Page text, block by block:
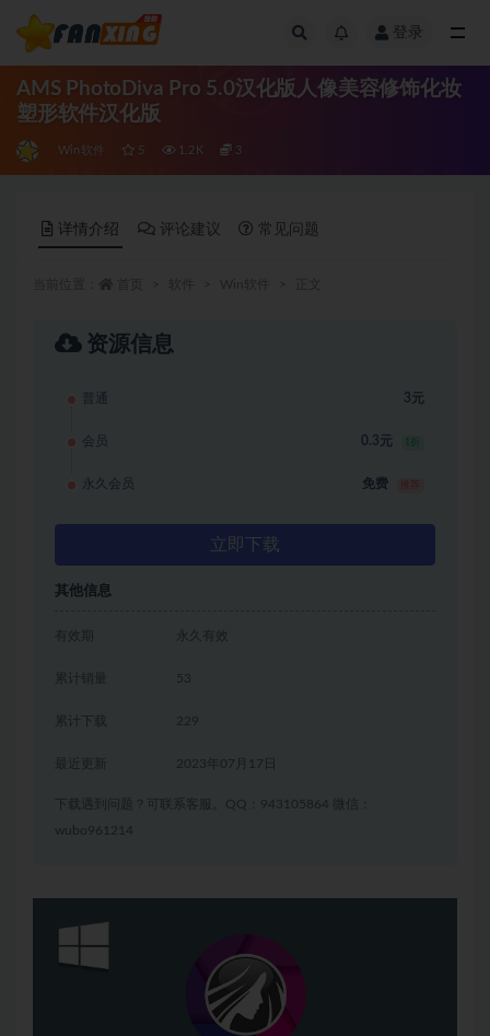
登录
AMS PhotoDiva Pro 5.0汉化版人像美容修饰化妆
塑形软件汉化版
Win软件 5 1.2K 3
详情介绍 评论建议 常见问题
资源信息
普通 3元
会员 0.3元 1折
永久会员 免费
立即下载
其他信息
有效期 永久有效
累计销量 53
累计下载 229
2023年07月17日
下载遇到问题？可联系客服。QQ：943105864 微信：
wubo961214